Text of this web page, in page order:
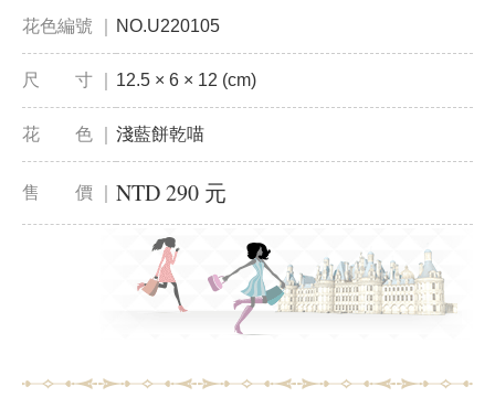
花色編號 ｜ NO.U220105
尺 寸 ｜ 12.5 × 6 × 12 (cm)
花 色 ｜ 淺藍餅乾喵
售 價 ｜ NTD 290 元